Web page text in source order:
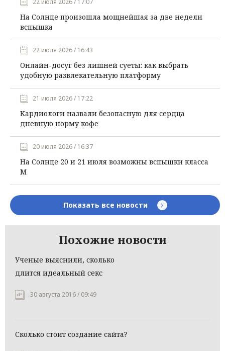
22 июля 2026 / 17:07
На Солнце произошла мощнейшая за две недели
вспышка
22 июля 2026 / 16:43
Онлайн-досуг без лишней суеты: как выбрать
удобную развлекательную платформу
21 июля 2026 / 17:22
Кардиологи назвали безопасную для сердца
дневную норму кофе
20 июля 2026 / 16:37
На Солнце 20 и 21 июля возможны вспышки класса
М
Показать все новости
Похожие новости
Ученые выяснили, сколько
длится идеальный секс
30 августа 2016 / 09:49
Сколько стоит создание сайта?